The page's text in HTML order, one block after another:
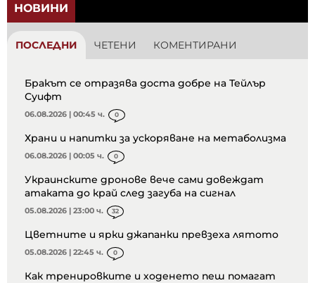
НОВИНИ
ПОСЛЕДНИ ЧЕТЕНИ КОМЕНТИРАНИ
Бракът се отразява доста добре на Тейлър
Суифт
06.08.2026 | 00:45 ч. 0
Храни и напитки за ускоряване на метаболизма
06.08.2026 | 00:05 ч. 0
Украинските дронове вече сами довеждат
атаката до край след загуба на сигнал
05.08.2026 | 23:00 ч. 32
Цветните и ярки джапанки превзеха лятото
05.08.2026 | 22:45 ч. 0
Как тренировките и ходенето пеш помагат